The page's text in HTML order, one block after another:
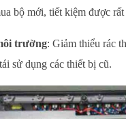
bộ mới, tiết kiệm được
trường: Giảm thiểu rác
sử dụng các thiết bị cũ.